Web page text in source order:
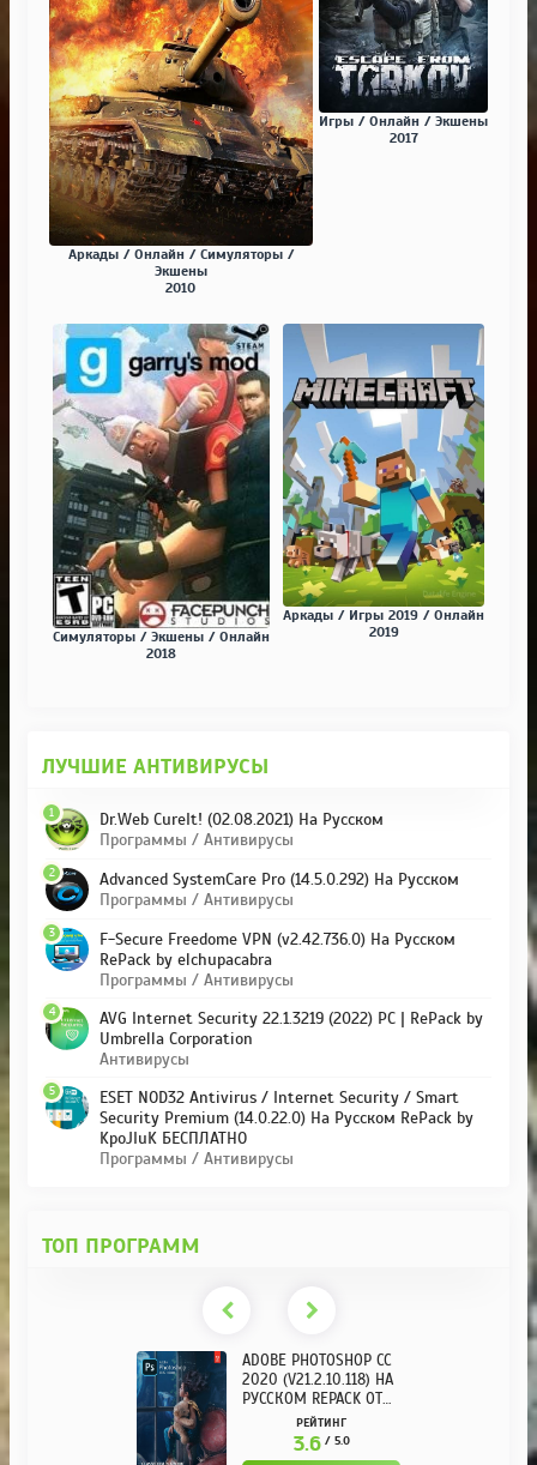
Аркады / Онлайн / Симуляторы /
Экшены
2010
Игры / Онлайн / Экшены
2017
Симуляторы / Экшены / Онлайн
2018
Аркады / Игры 2019 / Онлайн
2019
ЛУЧШИЕ АНТИВИРУСЫ
Dr.Web CureIt! (02.08.2021) На Русском
Программы / Антивирусы
1
Advanced SystemCare Pro (14.5.0.292) На Русском
Программы / Антивирусы
2
F-Secure Freedome VPN (v2.42.736.0) На Русском
RePack by elchupacabra
Программы / Антивирусы
3
AVG Internet Security 22.1.3219 (2022) PC | RePack by
Umbrella Corporation
Антивирусы
4
ESET NOD32 Antivirus / Internet Security / Smart
Security Premium (14.0.22.0) На Русском RePack by
KpoJIuK БЕСПЛАТНО
Программы / Антивирусы
5
ТОП ПРОГРАММ
ADOBE PHOTOSHOP CC
2020 (V21.2.10.118) НА
РУССКОМ REPACK ОТ
KPOJIUKРЕЙТИНГ
3.6/ 5.0